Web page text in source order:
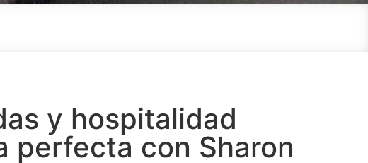
y hospitalidad
perfecta con Sharon